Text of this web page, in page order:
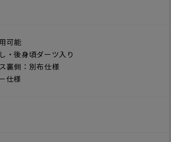
可能
・後身頃ダーツ入り
裏側：別布仕様
仕様